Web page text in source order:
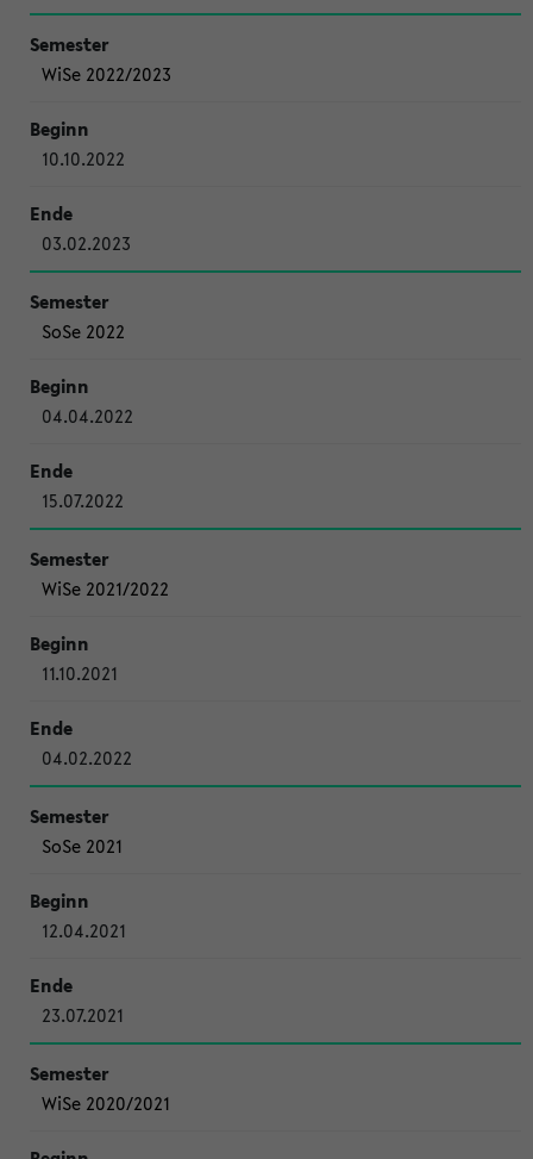
WiSe 2022/2023
10.10.2022
03.02.2023
SoSe 2022
04.04.2022
15.07.2022
WiSe 2021/2022
11.10.2021
04.02.2022
SoSe 2021
12.04.2021
23.07.2021
WiSe 2020/2021